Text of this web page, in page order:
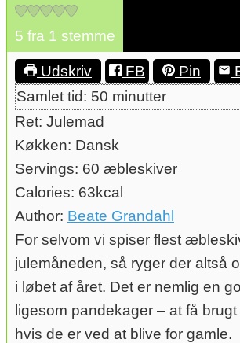
5 fra 1 stemme
Udskriv FB Pin
Samlet tid: 50 minutter
minutter
Ret: Julemad
Køkken: Dansk
Servings: 60 æbleskiver
Calories: 63kcal
Author: Beate Grandahl
For selvom vi spiser flest
julemåneden, så ryger der altså
i løbet af året. Det er nemlig en
ligesom pandekager – at få
hvis de er ved at blive for gamle.